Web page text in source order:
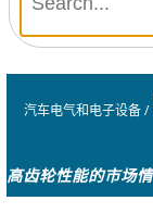
汽车电气和电子设备 /
高齿轮性能的市场